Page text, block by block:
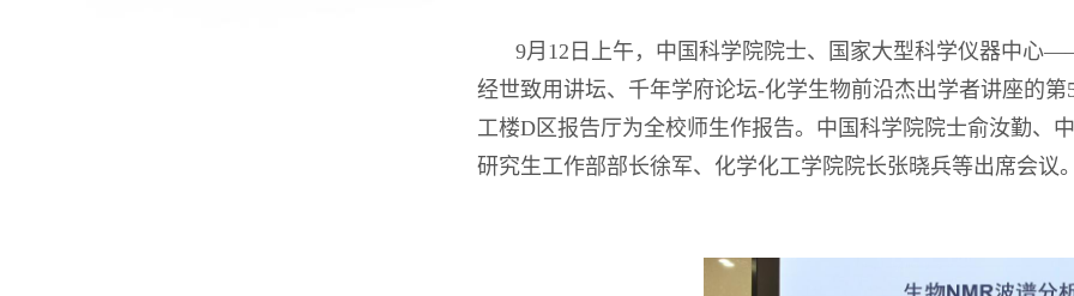
9月12日上午， 中国科学院院士、国家大型科学仪器中心——
经世致用讲坛、 千年学府论坛-化学生物前沿杰出学者讲座的第
工楼D区报告厅为全校师生作报告。中国科学院院士俞汝勤、
研究生工作部部长徐军、化学化工学院院长张晓兵等出席会议